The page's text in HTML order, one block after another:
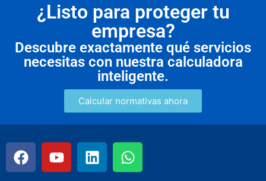
¿Listo para proteger tu
empresa?
Descubre exactamente qué servicios
necesitas con nuestra calculadora
inteligente.
Calcular normativas ahora